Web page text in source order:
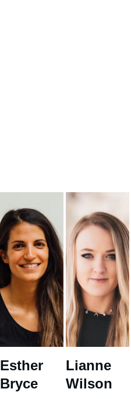
Esther
Bryce
Lianne
Wilson